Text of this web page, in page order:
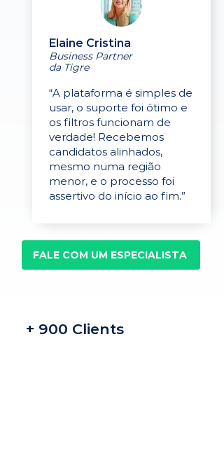
Elaine Cristina
Business Partner
da Tigre
“A plataforma é simples de
usar, o suporte foi ótimo e
os filtros funcionam de
verdade! Recebemos
candidatos alinhados,
mesmo numa região
menor, e o processo foi
assertivo do início ao fim.”
FALE COM UM ESPECIALISTA
+ 900 Clients